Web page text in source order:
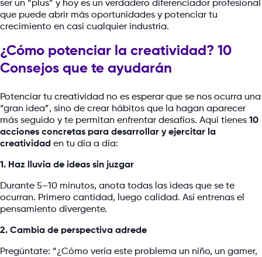
ser un “plus” y hoy es un verdadero diferenciador profesional
que puede abrir más oportunidades y potenciar tu
crecimiento en casi cualquier industria.
¿Cómo potenciar la creatividad? 10
Consejos que te ayudarán
Potenciar tu creatividad no es esperar que se nos ocurra una
“gran idea”, sino de crear hábitos que la hagan aparecer
más seguido y te permitan enfrentar desafíos. Aquí tienes 10
acciones concretas para desarrollar y ejercitar la
creatividad en tu día a día:
1. Haz lluvia de ideas sin juzgar
Durante 5–10 minutos, anota todas las ideas que se te
ocurran. Primero cantidad, luego calidad. Así entrenas el
pensamiento divergente.
2. Cambia de perspectiva adrede
Pregúntate: “¿Cómo vería este problema un niño, un gamer,